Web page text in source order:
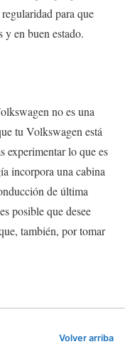
para que
y en buen estado.
no es una
tu Volkswagen está
experimentar lo que es
incorpora una cabina
de última
posible que desee
también, por tomar
Volver arriba